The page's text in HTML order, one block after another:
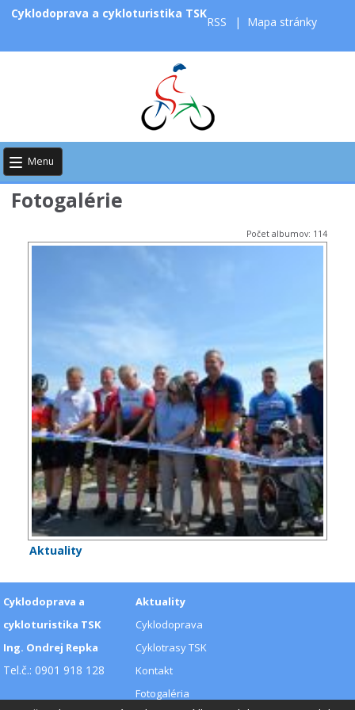
Cyklodoprava a cykloturistika TSK
RSS | Mapa stránky
Menu
Fotogalérie
Počet albumov: 114
Aktuality
Cyklodoprava a
cykloturistika TSK
Ing. Ondrej Repka
Tel.č.: 0901 918 128
Aktuality
Cyklodoprava
Cyklotrasy TSK
Kontakt
Fotogaléria